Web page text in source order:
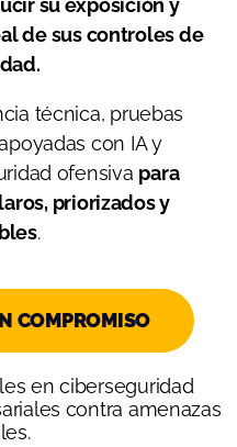
su exposición y
de sus controles de
técnica, pruebas
con IA y
ofensiva para
priorizados y
.
COMPROMISO